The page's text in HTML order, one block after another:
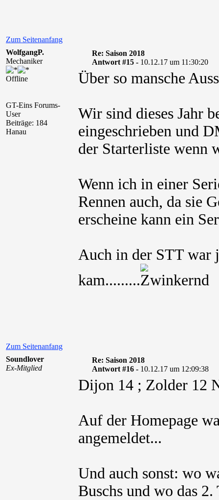
Zum Seitenanfang
WolfgangP.
Mechaniker
Offline
GT-Eins Forums-
User
Beiträge: 184
Hanau
Re: Saison 2018
Antwort #15 - 10.12.17 um 11:30:20
Über so mansche
Wir sind dieses Jahr
eingeschrieben und
der Starterliste wenn
Wenn ich in einer
Rennen auch, da sie
erscheine kann ein
Auch in der STT war
kam.........
Zum Seitenanfang
Soundlover
Ex-Mitglied
Re: Saison 2018
Antwort #16 - 10.12.17 um 12:09:38
Dijon 14 ; Zolder 12
Auf der Homepage
angemeldet...
Und auch sonst: wo
Buschs und wo das